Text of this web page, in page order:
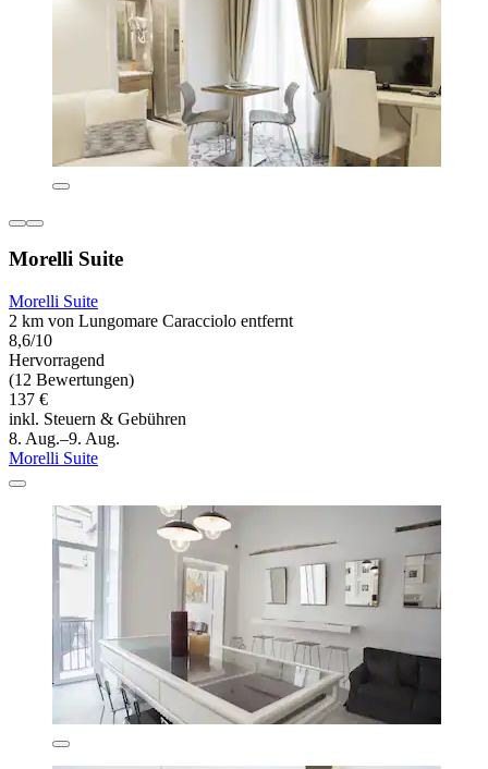
Morelli Suite
Morelli Suite
2 km von Lungomare Caracciolo entfernt
8,6/10
Hervorragend
(12 Bewertungen)
137 €
inkl. Steuern & Gebühren
8. Aug.–9. Aug.
Morelli Suite